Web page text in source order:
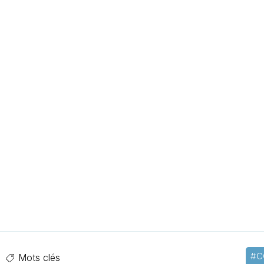
Mots clés